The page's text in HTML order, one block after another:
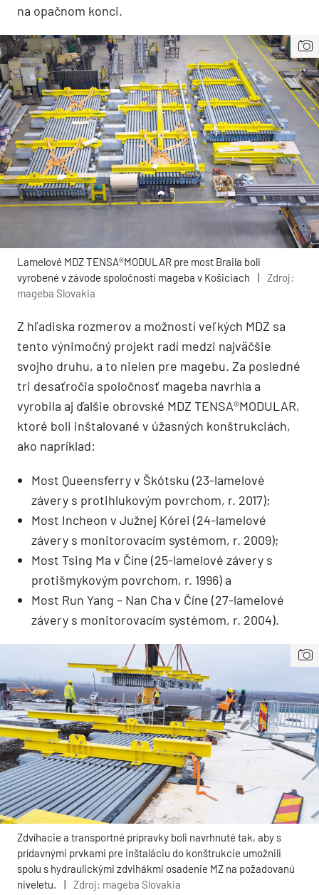
na opačnom konci.
Lamelové MDZ TENSA®MODULAR pre most Braila boli
vyrobené v závode spoločnosti mageba v Košiciach
|
Zdroj:
mageba Slovakia
Z hľadiska rozmerov a možností veľkých MDZ sa
tento výnimočný projekt radí medzi najväčšie
svojho druhu, a to nielen pre magebu. Za posledné
tri desaťročia spoločnosť mageba navrhla a
vyrobila aj ďalšie obrovské MDZ TENSA®MODULAR,
ktoré boli inštalované v úžasných konštrukciách,
ako napríklad:
Most Queensferry v Škótsku (23-lamelové
závery s protihlukovým povrchom, r. 2017);
Most Incheon v Južnej Kórei (24-lamelové
závery s monitorovacím systémom, r. 2009);
Most Tsing Ma v Číne (25-lamelové závery s
protišmykovým povrchom, r. 1996) a
Most Run Yang – Nan Cha v Číne (27-lamelové
závery s monitorovacím systémom, r. 2004).
Zdvíhacie a transportné prípravky boli navrhnuté tak, aby s
prídavnými prvkami pre inštaláciu do konštrukcie umožnili
spolu s hydraulickými zdvihákmi osadenie MZ na požadovanú
niveletu.
| Zdroj: mageba Slovakia